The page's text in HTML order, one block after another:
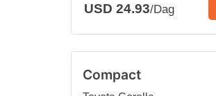
USD 24.93/Dag
Compact